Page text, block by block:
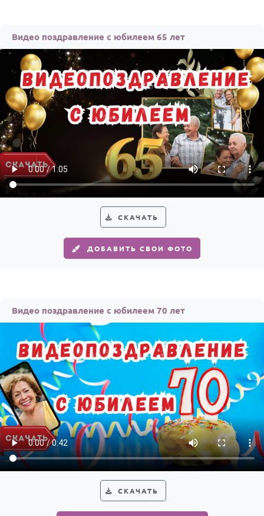
Видео поздравление с юбилеем 65 лет
СКАЧАТЬ
ДОБАВИТЬ СВОИ ФОТО
Видео поздравление с юбилеем 70 лет
СКАЧАТЬ